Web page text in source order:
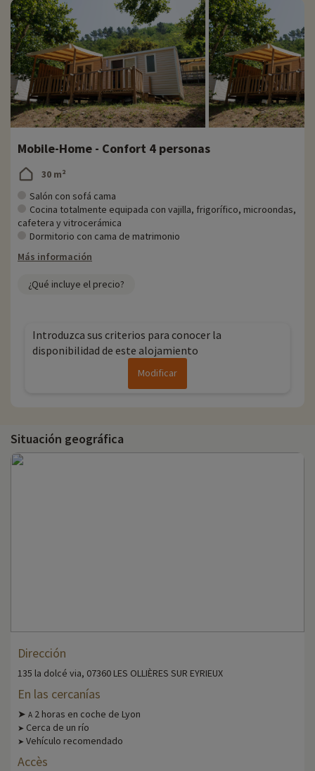
Mobile-Home - Confort 4 personas
30 m²
Salón con sofá cama
Cocina totalmente equipada con vajilla, frigorífico, microondas,
cafetera y vitrocerámica
Dormitorio con cama de matrimonio
Más información
¿Qué incluye el precio?
Introduzca sus criterios para conocer la
disponibilidad de este alojamiento
Modificar
Situación geográfica
Dirección
135 la dolcé via, 07360 LES OLLIÈRES SUR EYRIEUX
En las cercanías
➤ A 2 horas en coche de Lyon
➤ Cerca de un río
➤ Vehículo recomendado
Accès